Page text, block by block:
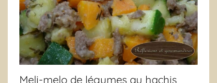
Meli-melo de légumes au hachis